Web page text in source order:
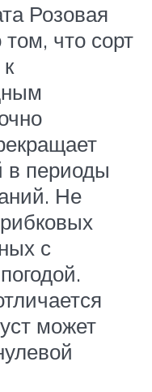
Розовая
что сорт
в периоды
Не
с
может